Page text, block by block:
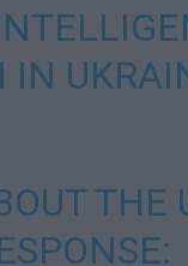
IN
THE